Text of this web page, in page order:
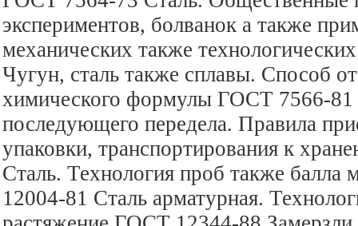
экспериментов, болванок а также
механических также
Чугун, сталь также сплавы. Способ
химического формулы ГОСТ 7566-81
последующего передела. Правила
упаковки, транспортирования к
Сталь. Технология проб также
12004-81 Сталь арматурная.